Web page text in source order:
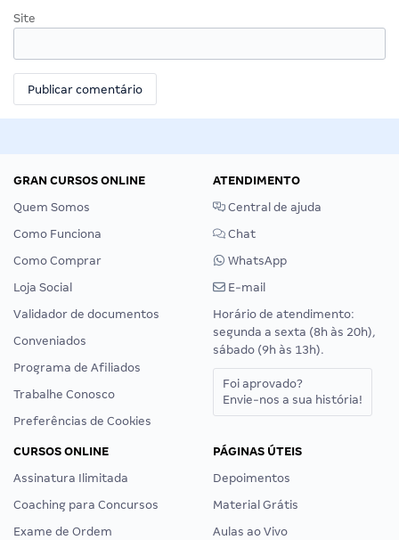
Site
GRAN CURSOS ONLINE
Quem Somos
Como Funciona
Como Comprar
Loja Social
Validador de documentos
Conveniados
Programa de Afiliados
Trabalhe Conosco
Preferências de Cookies
ATENDIMENTO
Central de ajuda
Chat
WhatsApp
E-mail
Horário de atendimento:
segunda a sexta (8h às 20h),
sábado (9h às 13h).
Foi aprovado?
Envie-nos a sua história!
CURSOS ONLINE
Assinatura Ilimitada
Coaching para Concursos
Exame de Ordem
PÁGINAS ÚTEIS
Depoimentos
Material Grátis
Aulas ao Vivo